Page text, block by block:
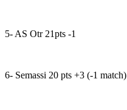
5- AS Otr 21pts -1
6- Semassi 20 pts +3 (-1 match)